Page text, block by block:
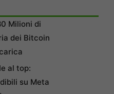
Milioni di
dei Bitcoin
al top:
su Meta